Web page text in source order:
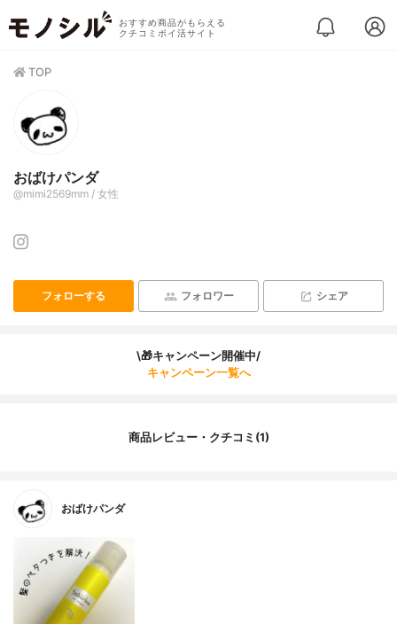
おすすめ商品がもらえる
クチコミポイ活サイト
TOP
おばけパンダ
@mimi2569mm / 女性
フォローする フォロワー シェア
\🎁キャンペーン開催中/
キャンペーン一覧へ
商品レビュー・クチコミ(1)
おばけパンダ